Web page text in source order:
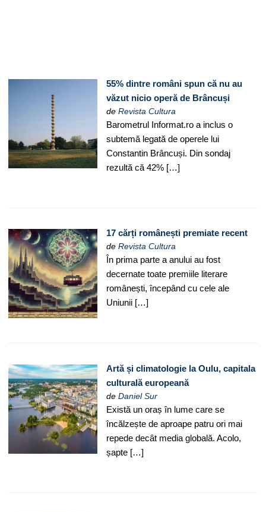
55% dintre români spun că nu au
văzut nicio operă de Brâncuși
deRevista Cultura
Barometrul Informat.ro a inclus o
subtemă legată de operele lui
Constantin Brâncuși. Din sondaj
rezultă că 42% […]
17 cărți românești premiate recent
deRevista Cultura
În prima parte a anului au fost
decernate toate premiile literare
românești, începând cu cele ale
Uniunii […]
Artă și climatologie la Oulu, capitala
culturală europeană
deDaniel Sur
Există un oraș în lume care se
încălzește de aproape patru ori mai
repede decât media globală. Acolo,
șapte […]